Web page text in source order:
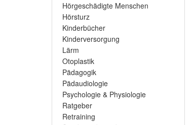
Hörgeschädigte Menschen
Hörsturz
Kinderbücher
Kinderversorgung
Lärm
Otoplastik
Pädagogik
Pädaudiologie
Psychologie & Physiologie
Ratgeber
Retraining